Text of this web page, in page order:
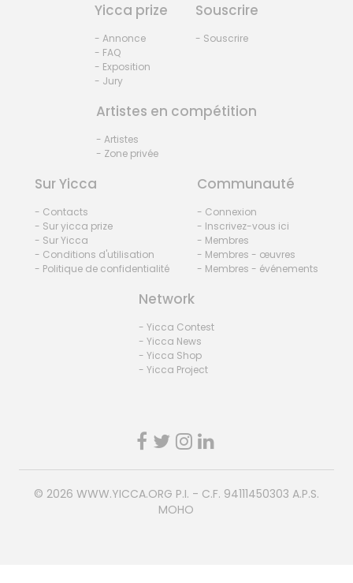
Yicca prize
- Annonce
- FAQ
- Exposition
- Jury
Souscrire
- Souscrire
Artistes en compétition
- Artistes
- Zone privée
Sur Yicca
- Contacts
- Sur yicca prize
- Sur Yicca
- Conditions d'utilisation
- Politique de confidentialité
Communauté
- Connexion
- Inscrivez-vous ici
- Membres
- Membres - œuvres
- Membres - événements
Network
- Yicca Contest
- Yicca News
- Yicca Shop
- Yicca Project
© 2026 WWW.YICCA.ORG P.I. - C.F. 94111450303 A.P.S.
MOHO